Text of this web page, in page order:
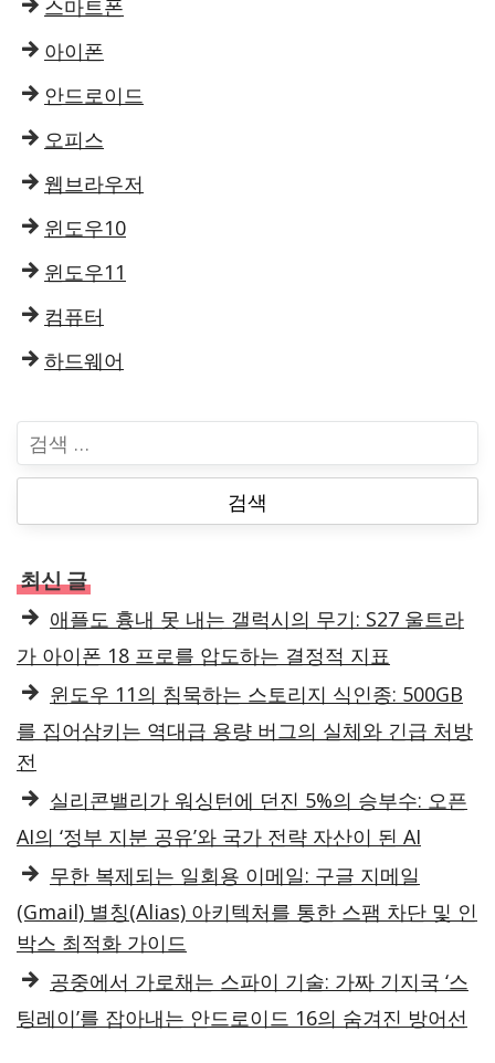
스마트폰
아이폰
안드로이드
오피스
웹브라우저
윈도우10
윈도우11
컴퓨터
하드웨어
검
색
최신 글
애플도 흉내 못 내는 갤럭시의 무기: S27 울트라
가 아이폰 18 프로를 압도하는 결정적 지표
윈도우 11의 침묵하는 스토리지 식인종: 500GB
를 집어삼키는 역대급 용량 버그의 실체와 긴급 처방
전
실리콘밸리가 워싱턴에 던진 5%의 승부수: 오픈
AI의 ‘정부 지분 공유’와 국가 전략 자산이 된 AI
무한 복제되는 일회용 이메일: 구글 지메일
(Gmail) 별칭(Alias) 아키텍처를 통한 스팸 차단 및 인
박스 최적화 가이드
공중에서 가로채는 스파이 기술: 가짜 기지국 ‘스
팅레이’를 잡아내는 안드로이드 16의 숨겨진 방어선